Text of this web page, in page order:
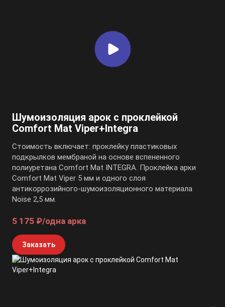
Шумоизоляция арок с проклейкой
Comfort Mat Viper+Integra
Стоимость включает: проклейку пластиковых
подкрылков мембраной на основе вспененного
полиуретана Comfort Mat INTEGRA. Проклейка арки
Comfort Mat Viper 5 мм и одного слоя
антикоррозийного-шумоизоляционного материала
Noise 2,5 мм.
5 175 ₽/одна арка
Заказать